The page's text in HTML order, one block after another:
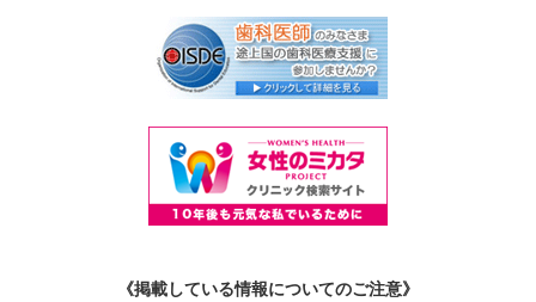
《掲載している情報についてのご注意》